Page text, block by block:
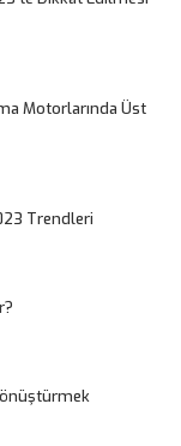
Motorlarında Üst
Trendleri